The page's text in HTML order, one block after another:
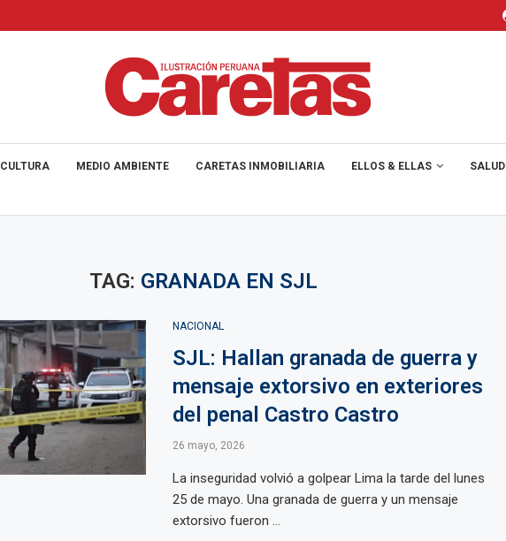
CULTURA MEDIO AMBIENTE CARETAS INMOBILIARIA ELLOS & ELLAS SALUD
TAG: GRANADA EN SJL
NACIONAL
SJL: Hallan granada de guerra y
mensaje extorsivo en exteriores
del penal Castro Castro
26 mayo, 2026
La inseguridad volvió a golpear Lima la tarde del lunes
25 de mayo. Una granada de guerra y un mensaje
extorsivo fueron ...